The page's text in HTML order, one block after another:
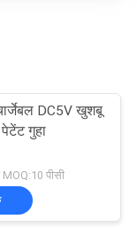
DC5V खुशबू
गुहा
MOQ:10 पीसी